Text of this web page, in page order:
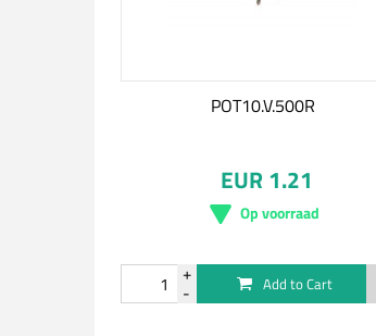
POT10.V.500R
EUR 1.21
Op voorraad
Add to Cart